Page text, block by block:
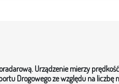
Urządzenie mierzy
Drogowego ze względu na